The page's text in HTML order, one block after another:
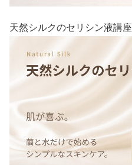
天然シルクのセリシン液講座